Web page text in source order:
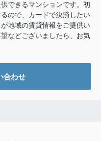
できるマンションです。初
ので、カードで決済したい
地域の賃貸情報をご提供い
などございましたら、お気
合わせ